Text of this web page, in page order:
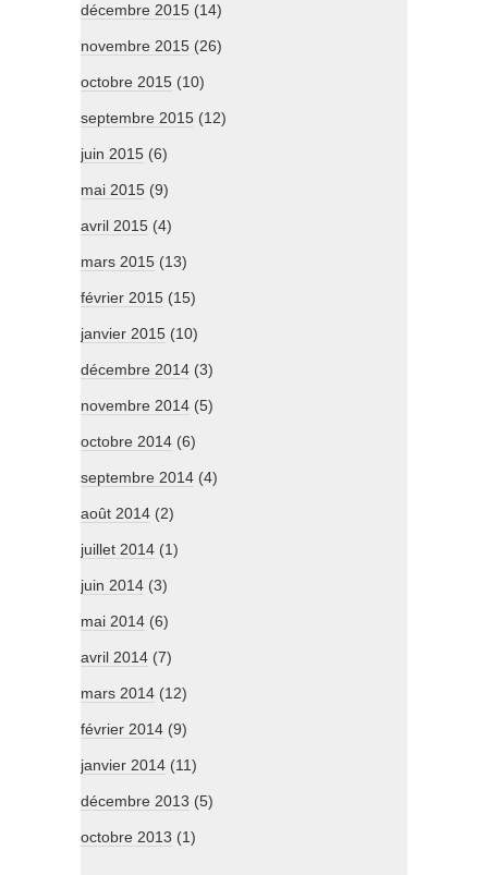
décembre 2015 (14)
novembre 2015 (26)
octobre 2015 (10)
septembre 2015 (12)
juin 2015 (6)
mai 2015 (9)
avril 2015 (4)
mars 2015 (13)
février 2015 (15)
janvier 2015 (10)
décembre 2014 (3)
novembre 2014 (5)
octobre 2014 (6)
septembre 2014 (4)
août 2014 (2)
juillet 2014 (1)
juin 2014 (3)
mai 2014 (6)
avril 2014 (7)
mars 2014 (12)
février 2014 (9)
janvier 2014 (11)
décembre 2013 (5)
octobre 2013 (1)